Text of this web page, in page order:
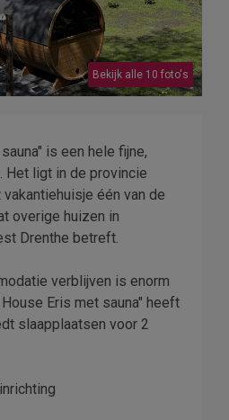
Bekijk alle 10 foto's
is een hele fijne,
Het ligt in de provincie
één van de
overige huizen in
Drenthe betreft.
verblijven is enorm
Eris met sauna" heeft
slaapplaatsen voor 2